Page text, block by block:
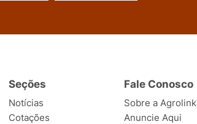
Seções
Notícias
Cotações
Fale Conosco
Sobre a Agrolink
Anuncie Aqui